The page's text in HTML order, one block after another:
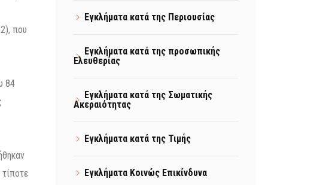
που
84
Εγκλήματα κατά της Περιουσίας
Εγκλήματα κατά της προσωπικής
Ελευθερίας
Εγκλήματα κατά της Σωματικής
Ακεραιότητας
Εγκλήματα κατά της Τιμής
Εγκλήματα Κοινώς Επικίνδυνα